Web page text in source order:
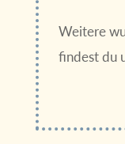
Weitere
findest du